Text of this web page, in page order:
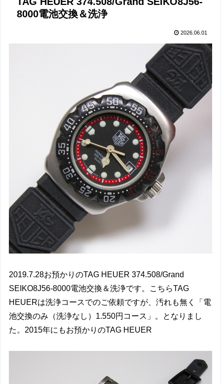
8000電池交換＆洗浄
2026.06.01
2019.7.28お預かりのTAG HEUER 374.508/Grand
SEIKO8J56-8000電池交換＆洗浄です。こちらTAG
HEUERは洗浄コースでのご依頼ですが、汚れも無く「電
池交換のみ（洗浄なし）1.550円コース」。となりまし
た。2015年にもお預かりのTAG HEUER